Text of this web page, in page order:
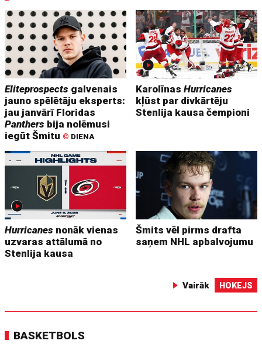
Eliteprospects galvenais
jauno spēlētāju eksperts:
jau janvārī Floridas
Panthers bija nolēmusi
iegūt Šmitu © DIENA
KarolīnasHurricanes
kļūst par divkārtēju
Stenlija kausa čempioni
Hurricanes nonāk vienas
uzvaras attālumā no
Stenlija kausa
Šmits vēl pirms drafta
saņem NHL apbalvojumu
Vairāk HOKEJS
BASKETBOLS